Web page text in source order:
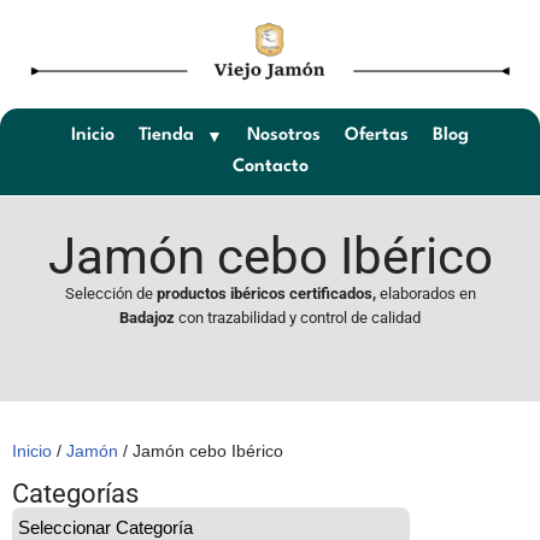
Saltar
contenido
Inicio Tienda Nosotros Ofertas
Blog
Contacto
Jamón cebo Ibérico
Selección de productos ibéricos certificados, elaborados en
Badajoz con trazabilidad y control de calidad
Inicio / Jamón / Jamón cebo Ibérico
Categorías